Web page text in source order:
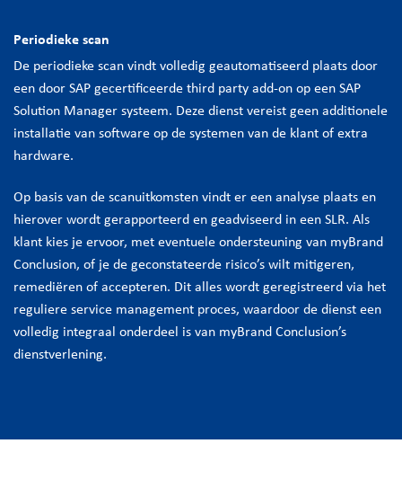
Periodieke scan
De periodieke scan vindt volledig geautomatiseerd plaats door
een door SAP gecertificeerde third party add-on op een SAP
Solution Manager systeem. Deze dienst vereist geen additionele
installatie van software op de systemen van de klant of extra
hardware.
Op basis van de scanuitkomsten vindt er een analyse plaats en
hierover wordt gerapporteerd en geadviseerd in een SLR. Als
klant kies je ervoor, met eventuele ondersteuning van myBrand
Conclusion, of je de geconstateerde risico’s wilt mitigeren,
remediëren of accepteren. Dit alles wordt geregistreerd via het
reguliere service management proces, waardoor de dienst een
volledig integraal onderdeel is van myBrand Conclusion’s
dienstverlening.